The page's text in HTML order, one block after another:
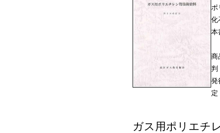
ポ
化
本
商
発
ガス用ポリエチ